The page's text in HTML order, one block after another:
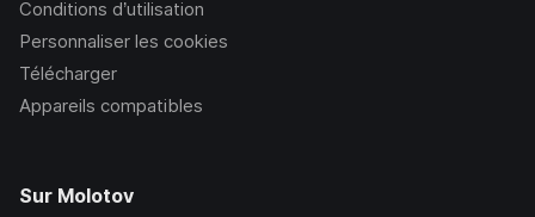
Conditions d’utilisation
Personnaliser les cookies
Télécharger
Appareils compatibles
Sur Molotov